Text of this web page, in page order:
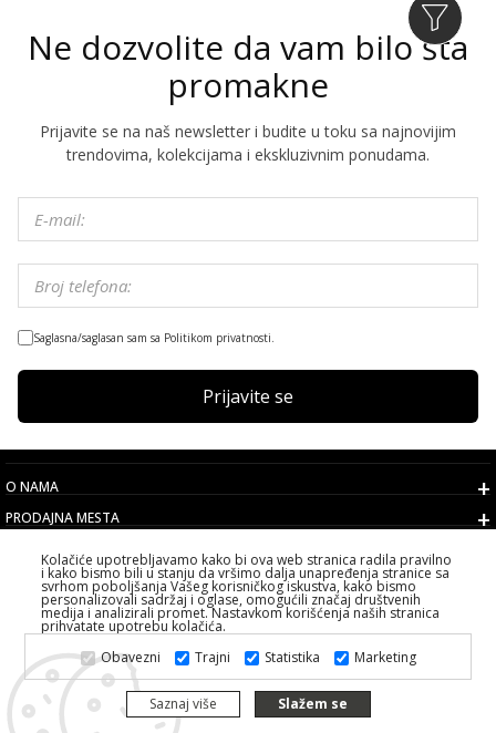
Ne dozvolite da vam bilo šta
promakne
Prijavite se na naš newsletter i budite u toku sa najnovijim
trendovima, kolekcijama i ekskluzivnim ponudama.
Saglasna/saglasan sam sa Politikom privatnosti.
Prijavite se
O NAMA
PRODAJNA MESTA
KORISNIČKI SERVIS
IZABERITE DRŽAVU
2026 PS FASHION DESIGN DOO
SVA PRAVA ZADRŽANA ALL RIGHTS RESERVED
Kolačiće upotrebljavamo kako bi ova web stranica radila pravilno
i kako bismo bili u stanju da vršimo dalja unapređenja stranice sa
svrhom poboljšanja Vašeg korisničkog iskustva, kako bismo
personalizovali sadržaj i oglase, omogućili značaj društvenih
medija i analizirali promet. Nastavkom korišćenja naših stranica
prihvatate upotrebu kolačića.
Obavezni
Trajni Statistika Marketing
Saznaj više Slažem se